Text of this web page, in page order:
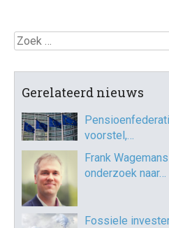
Zoek
Gerelateerd nieuws
voorstel,…
Frank
onderzoek naar…
Fossiele